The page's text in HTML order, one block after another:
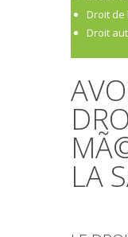
Droit
Droit
LA